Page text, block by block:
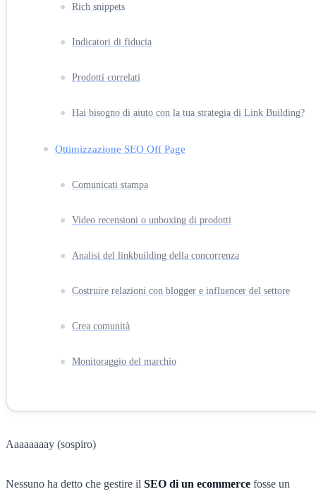
Rich snippets
Indicatori di fiducia
Prodotti correlati
Hai bisogno di aiuto con la tua strategia di Link Building?
Ottimizzazione SEO Off Page
Comunicati stampa
Video recensioni o unboxing di prodotti
Analisi del linkbuilding della concorrenza
Costruire relazioni con blogger e influencer del settore
Crea comunità
Monitoraggio del marchio
Aaaaaaaay (sospiro)
Nessuno ha detto che gestire il SEO di un ecommerce fosse un